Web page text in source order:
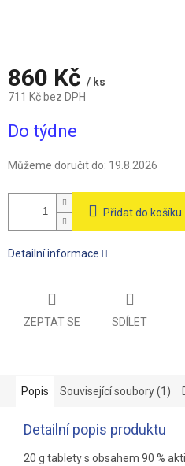
860 Kč / ks
711 Kč bez DPH
cena:
Do týdne
Můžeme doručit do: 19.8.2026
Přidat do košíku
Detailní informace
ZEPTAT SE SDÍLET
Popis Související soubory (1)
Detailní popis produktu
20 g tablety s obsahem 90 %